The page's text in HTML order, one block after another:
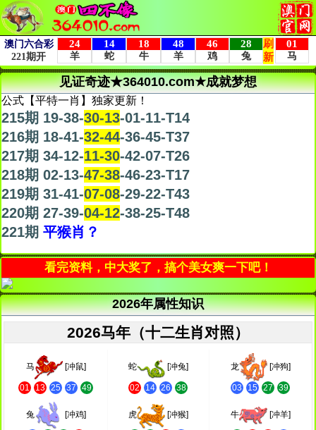
见证奇迹★364010.com★成就梦想
公式【平特一肖】独家更新！
215期 19-38-30-13-01-11-T14
216期 18-41-32-44-36-45-T37
217期 34-12-11-30-42-07-T26
218期 02-13-47-38-46-23-T17
219期 31-41-07-08-29-22-T43
220期 27-39-04-12-38-25-T48
221期 平猴肖？
看完资料，中大奖了，搞个美女爽一下吧！
2026年属性知识
2026马年（十二生肖对照）
马 [冲鼠]
01 13 25 37 49
蛇 [冲兔]
02 14 26 38
龙 [冲狗]
03 15 27 39
兔 [冲鸡] 虎 [冲猴] 牛 [冲羊]